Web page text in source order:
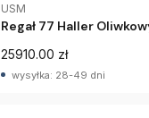
USM
Regał 77 Haller
25910.00 zł
wysyłka: 28-49 dni